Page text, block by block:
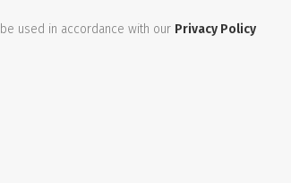
used in accordance with our Privacy Policy